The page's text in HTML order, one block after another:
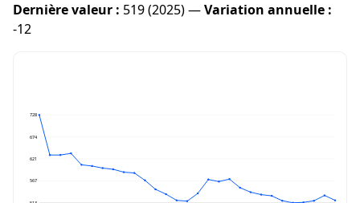
Dernière valeur : 519 (2025) —Variation annuelle :
-12
728
674
621
567